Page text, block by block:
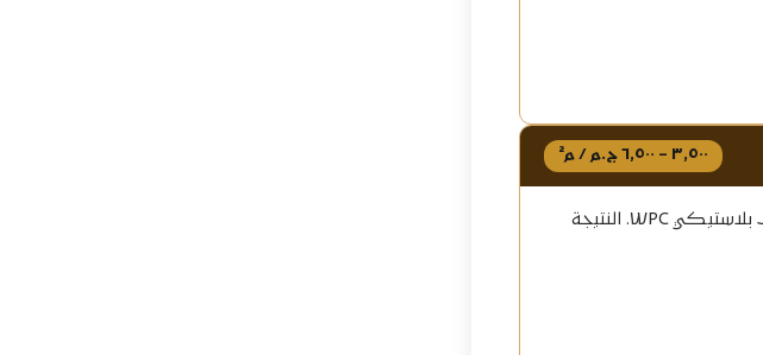
٣,٥٠٠ – ٦,٥٠٠ ج.م / م²
الهيكل الحديدي بيكون هو العمود الفقري للبرجولة، وفوقه بيتحط خشب طبيعي أو خشب بلاستيكي WPC. النتيجة